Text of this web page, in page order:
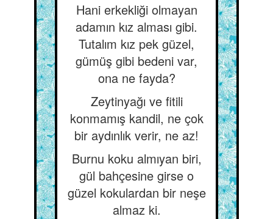
Hani erkekliği olmayan
adamın kız alması gibi.
Tutalım kız pek güzel,
gümüş gibi bedeni var,
ona ne fayda?
Zeytinyağı ve fitili
konmamış kandil, ne çok
bir aydınlık verir, ne az!
Burnu koku almıyan biri,
gül bahçesine girse o
güzel kokulardan bir neşe
almaz ki.